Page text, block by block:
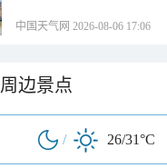
中国天气网 2026-08-06 17:06
周边景点
/ 26/31°C